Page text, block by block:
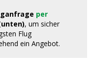
per
, um sicher
Flug
ein Angebot.